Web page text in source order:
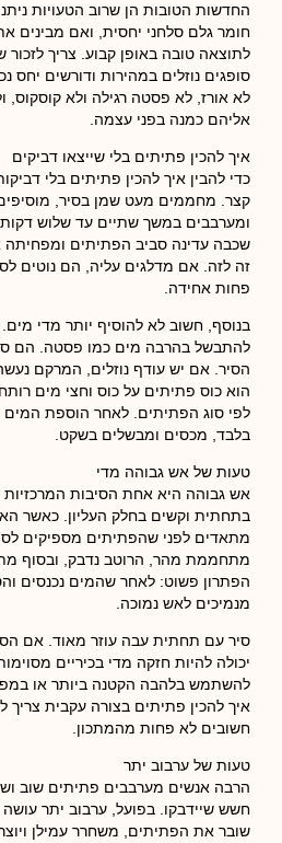
החדשות הטובות הן שרוב הטעויות
חומר גלם סלחני יחסית, ואם מבינים
לתוצאה טובה באופן קבוע. צריך
סופגים נוזלים במהירות ודורשים יחס
לא אורז, לא פסטה רגילה ולא קוסקוס,
אליהם כמנה בפני עצמה.
איך להכין פתיתים בלי שייצאו דביקים
כדי להבין איך להכין פתיתים בלי
קצר. מחממים מעט שמן בסיר,
ומערבבים במשך שתיים עד שלוש
שכבה עדינה סביב הפתיתים ומפחיתה
זה לזה. אם מדלגים עליה, הם נוטים
פחות אחידה.
בנוסף, חשוב לא להוסיף יותר מדי
להתבשל בהרבה מים כמו פסטה. הם
הסיר. אם יש עודף נוזלים, המרקם
הוא כוס פתיתים על כוס וחצי מים
לפי סוג הפתיתים. לאחר הוספת
בלבד, מכסים ומבשלים בשקט.
טעות של אש גבוהה מדי
אש גבוהה היא אחת הסיבות המרכזיות
בתחתית וקשים בחלק העליון. כאשר
מתאדים לפני שהפתיתים מספיקים
מתחממת מהר, הרוטב נדבק, ובסוף
הפתרון פשוט: לאחר שהמים נכנסים
מנמיכים לאש נמוכה.
סיר עם תחתית עבה עוזר מאוד. אם
יכולה להיות חזקה מדי בכיריים
להשתמש בלהבה הקטנה ביותר או
איך להכין פתיתים בצורה עקבית
חשובים לא פחות מהמתכון.
טעות של ערבוב יתר
הרבה אנשים מערבבים פתיתים שוב
חשש שיידבקו. בפועל, ערבוב יתר
שובר את הפתיתים, משחרר עמילן